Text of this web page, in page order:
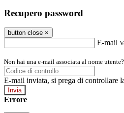
Recupero password
button close ×
E-mail
Non hai una e-mail associata al nome
E-mail inviata, si prega di controllare
Errore